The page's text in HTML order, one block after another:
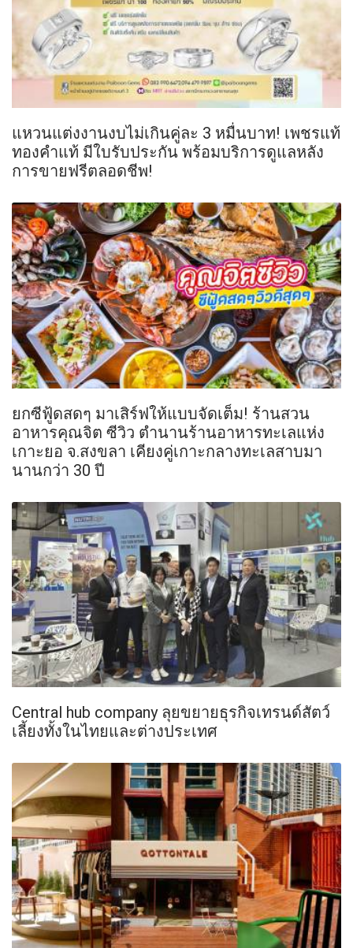
แหวนแต่งงานงบไม่เกินคู่ละ 3 หมื่นบาท! เพชรแท้
ทองคำแท้ มีใบรับประกัน พร้อมบริการดูแลหลัง
การขายฟรีตลอดชีพ!
ยกซีฟู้ดสดๆ มาเสิร์ฟให้แบบจัดเต็ม! ร้านสวน
อาหารคุณจิต ซีวิว ตำนานร้านอาหารทะเลแห่ง
เกาะยอ จ.สงขลา เคียงคู่เกาะกลางทะเลสาบมา
นานกว่า 30 ปี
Central hub company ลุยขยายธุรกิจเทรนด์สัตว์
เลี้ยงทั้งในไทยและต่างประเทศ